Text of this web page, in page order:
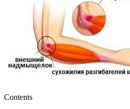
Contents